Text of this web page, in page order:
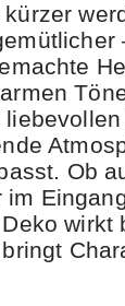
Ob
im
wirkt